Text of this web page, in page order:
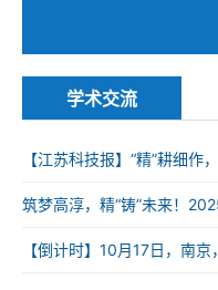
学术交流
【江苏科技报】“精”耕细
高质量发展大会在南京举办
筑梦高淳，精“铸”未来！
京高淳成功举办
【倒计时】10月17日，南